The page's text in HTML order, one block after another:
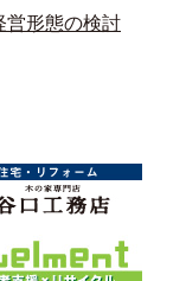
営形態の検討